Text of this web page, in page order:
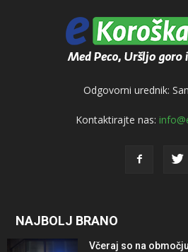
Odgovorni urednik:
Kontaktirajte nas:
NAJBOLJ BRANO
Včeraj so na